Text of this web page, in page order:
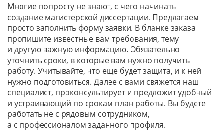
Многие попросту не знают, с чего начинать
создание магистерской диссертации. Предлагаем
просто заполнить форму заявки. В бланке заказа
пропишите известные вам требования, тему
и другую важную информацию. Обязательно
уточнить сроки, в которые вам нужно получить
работу. Учитывайте, что еще будет защита, и к ней
нужно подготовиться. Далее с вами свяжется наш
специалист, проконсультирует и предложит удобный
и устраивающий по срокам план работы. Вы будете
работать не с рядовым сотрудником,
а с профессионалом заданного профиля.